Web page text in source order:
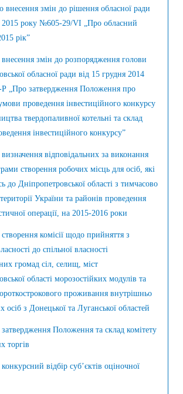
змін до рішення обласної ради
2015 року №605-29/VI „Про обласний
рік”
змін до розпорядження голови
обласної ради від 15 грудня 2014
„Про затвердження Положення про
проведення інвестиційного конкурсу
твердопаливної котельні та склад
інвестиційного конкурсу”
відповідальних за виконання
створення робочих місць для осіб, які
до Дніпропетровської області з тимчасово
України та районів проведення
операції, на 2015-2016 роки
комісії щодо прийняття з
до спільної власності
громад сіл, селищ, міст
області морозостійких модулів та
проживання внутрішньо
осіб з Донецької та Луганської областей
Положення та склад комітету
торгів
відбір суб’єктів оціночної